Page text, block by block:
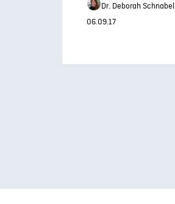
Dr. Deborah Schnabel
06.09.17